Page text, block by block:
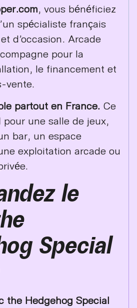
, vous bénéficiez
spécialiste français
d’occasion. Arcade
pour la
le financement et
vente.
partout en France. Ce
une salle de jeux,
bar, un espace
exploitation arcade ou
le
Special
the Hedgehog Special